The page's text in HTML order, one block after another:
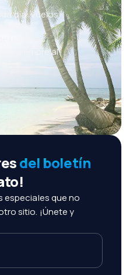
día: vuelos,
reservas
siempre al
del boletín
especiales que no
sitio. ¡Únete y